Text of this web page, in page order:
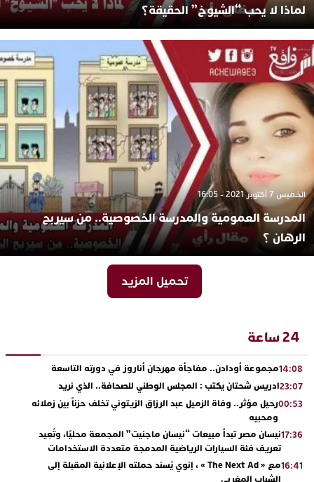
لماذا لا يحب “الشيوخ” الحقيقة؟
الخميس 7 أكتوبر 2021 - 16:05
المدرسة العمومية والمدرسة الخصوصية.. من سيربح
الرهان ؟
تحميل المزيد
24 ساعة
14:08مجموعة أودادن.. مفاجأة مهرجان أناروز في دورته التاسعة
23:07ادريس شحتان يكتب : المجلس الوطني للصحافة.. الذي نريد
00:53رحيل مؤثر.. وفاة الزميل عبد الرزاق الزيتوني تخلف حزناً بين زملائه
ومحبيه
17:36نيسان مصر تبدأ مبيعات “نيسان ماجنيت” المجمعة محليًا، وتُعِيد
تعريف فئة السيارات الرياضية المدمجة متعددة الاستخدامات
16:41
مع « The Next Ad » ، إنوي يُسند حملته الإعلانية المقبلة إلى
الشباب المغربي